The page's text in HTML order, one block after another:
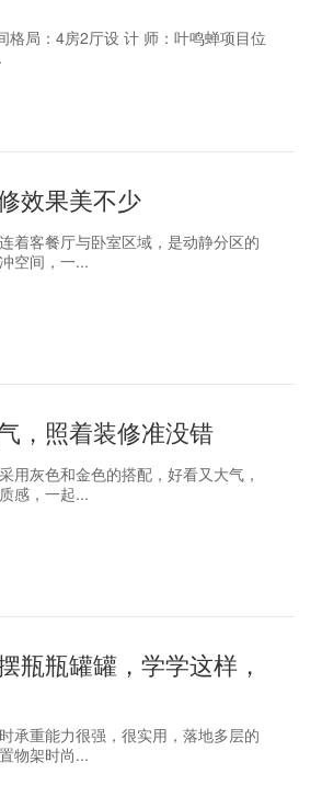
局：4房2厅设 计 师：叶鸣蝉项目位
效果美不少
着客餐厅与卧室区域，是动静分区的
空间，一...
，照着装修准没错
用灰色和金色的搭配，好看又大气，
感，一起...
瓶瓶罐罐，学学这样，
承重能力很强，很实用，落地多层的
物架时尚...